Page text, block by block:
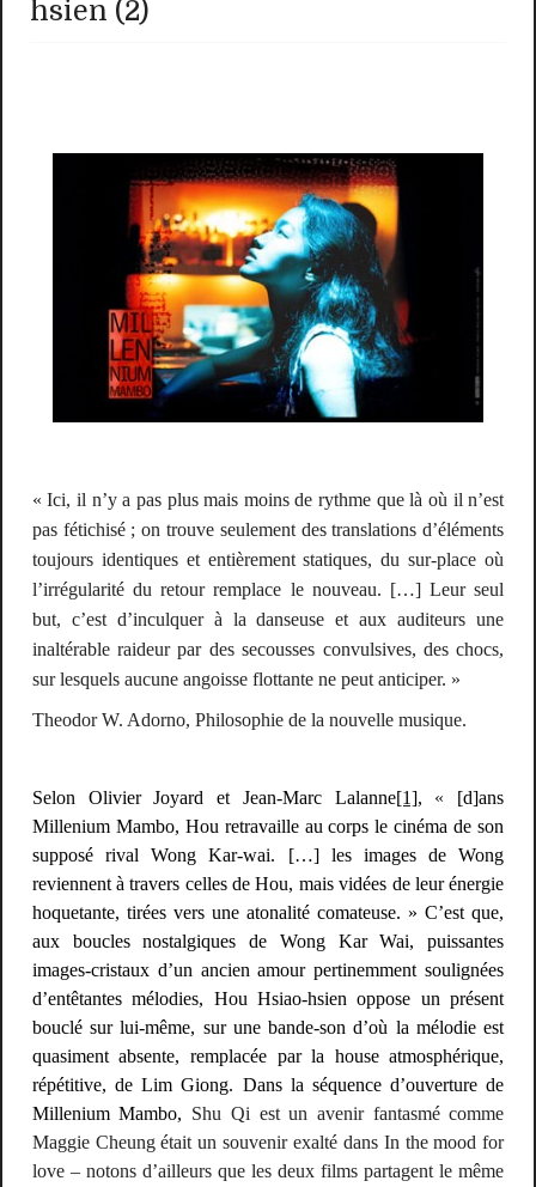
hsien (2)
« Ici, il n’y a pas plus mais moins de rythme que là où il n’est
pas fétichisé ; on trouve seulement des translations d’éléments
toujours identiques et entièrement statiques, du sur-place où
l’irrégularité du retour remplace le nouveau. […] Leur seul
but, c’est d’inculquer à la danseuse et aux auditeurs une
inaltérable raideur par des secousses convulsives, des chocs,
sur lesquels aucune angoisse flottante ne peut anticiper. »
Theodor W. Adorno, Philosophie de la nouvelle musique.
Selon Olivier Joyard et Jean-Marc Lalanne[1], « [d]ans
Millenium Mambo, Hou retravaille au corps le cinéma de son
supposé rival Wong Kar-wai. […] les images de Wong
reviennent à travers celles de Hou, mais vidées de leur énergie
hoquetante, tirées vers une atonalité comateuse. » C’est que,
aux boucles nostalgiques de Wong Kar Wai, puissantes
images-cristaux d’un ancien amour pertinemment soulignées
d’entêtantesmélodies, Hou Hsiao-hsien oppose un présent
bouclé sur lui-même, sur une bande-son d’où la mélodie est
quasiment absente, remplacée par la houseatmosphérique,
répétitive, de Lim Giong. Dans la séquence d’ouverture de
Millenium Mambo, Shu Qi est un avenir fantasmé comme
Maggie Cheung était un souvenir exalté dans In the mood for
love– notons d’ailleurs que les deux films partagent le même